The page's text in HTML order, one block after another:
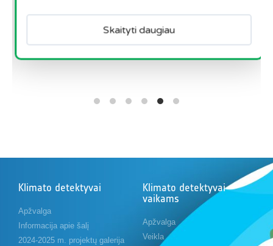
Skaityti daugiau
Klimato detektyvai
Apžvalga
Informacija apie šalį
2024-2025 m. projektų galerija
Klimato detektyvai
vaikams
Apžvalga
Veikla